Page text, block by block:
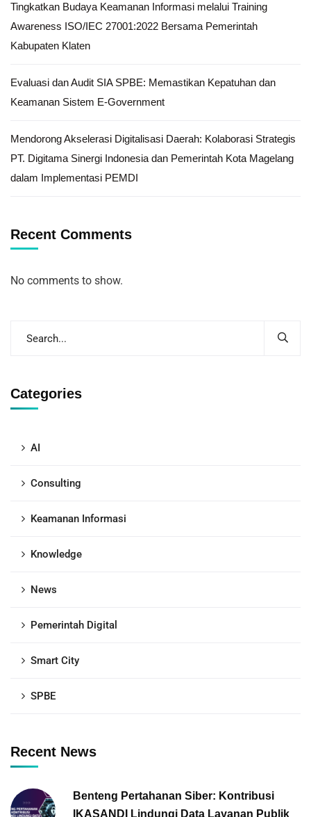
Tingkatkan Budaya Keamanan Informasi melalui Training
Awareness ISO/IEC 27001:2022 Bersama Pemerintah
Kabupaten Klaten
Evaluasi dan Audit SIA SPBE: Memastikan Kepatuhan dan
Keamanan Sistem E-Government
Mendorong Akselerasi Digitalisasi Daerah: Kolaborasi Strategis
PT. Digitama Sinergi Indonesia dan Pemerintah Kota Magelang
dalam Implementasi PEMDI
Recent Comments
No comments to show.
Categories
AI
Consulting
Keamanan Informasi
Knowledge
News
Pemerintah Digital
Smart City
SPBE
Recent News
Benteng Pertahanan Siber: Kontribusi
IKASANDI Lindungi Data Layanan Publik